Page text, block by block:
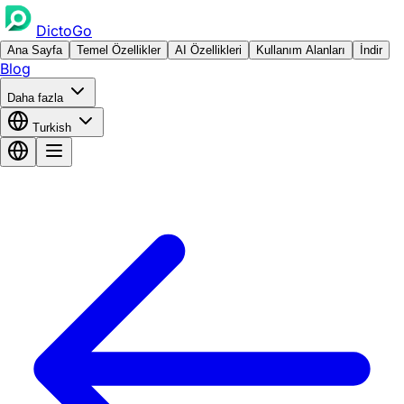
DictoGo
Ana Sayfa Temel Özellikler AI Özellikleri Kullanım Alanları İndir
Blog
Daha fazla
Turkish